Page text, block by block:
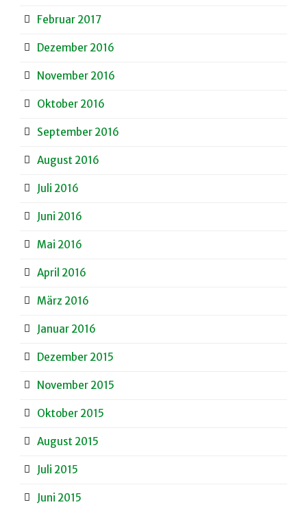
Februar 2017
Dezember 2016
November 2016
Oktober 2016
September 2016
August 2016
Juli 2016
Juni 2016
Mai 2016
April 2016
März 2016
Januar 2016
Dezember 2015
November 2015
Oktober 2015
August 2015
Juli 2015
Juni 2015